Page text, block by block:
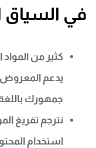
في السياق
كثير من
يدعم
جمهورك
نترجم تفريغ
استخدام